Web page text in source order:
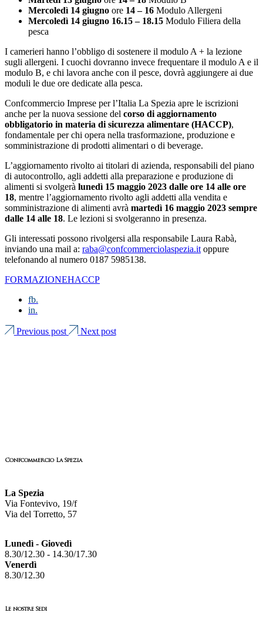
Mercoledì 14 giugno ore 14 – 16 Modulo Allergeni
Mercoledì 14 giugno 16.15 – 18.15 Modulo Filiera della
pesca
I camerieri hanno l’obbligo di sostenere il modulo A + la lezione
sugli allergeni. I cuochi dovranno invece frequentare il modulo A e il
modulo B, e chi lavora anche con il pesce, dovrà aggiungere ai due
moduli le due ore dedicate alla pesca.
Confcommercio Imprese per l’Italia La Spezia apre le iscrizioni
anche per la nuova sessione del corso di aggiornamento
obbligatorio in materia di sicurezza alimentare (HACCP),
fondamentale per chi opera nella trasformazione, produzione e
somministrazione di prodotti alimentari o di beverage.
L’aggiornamento rivolto ai titolari di azienda, responsabili del piano
di autocontrollo, agli addetti alla preparazione e produzione di
alimenti si svolgerà lunedì 15 maggio 2023 dalle ore 14 alle ore
18, mentre l’aggiornamento rivolto agli addetti alla vendita e
somministrazione di alimenti avrà martedì 16 maggio 2023 sempre
dalle 14 alle 18. Le lezioni si svolgeranno in presenza.
Gli interessati possono rivolgersi alla responsabile Laura Rabà,
inviando una mail a: raba@confcommerciolaspezia.itoppure
telefonando al numero 0187 5985138.
FORMAZIONEHACCP
fb.
in.
Previous post Next post
Confcommercio La Spezia
La Spezia
Via Fontevivo, 19/f
Via del Torretto, 57
Lunedì - Giovedì
8.30/12.30 - 14.30/17.30
Venerdì
8.30/12.30
Le nostre Sedi